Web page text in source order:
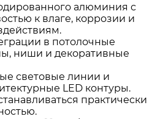
алюминия с
к влаге, коррозии и
в потолочные
ниши и декоративные
световые линии и
LED контуры.
практически